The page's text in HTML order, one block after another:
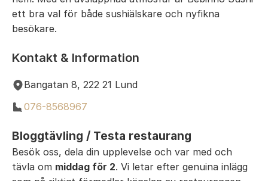
ett bra val för både sushiälskare och nyfikna
besökare.
Kontakt & Information
Bangatan 8, 222 21 Lund
076-8568967
Bloggtävling / Testa restaurang
Besök oss, dela din upplevelse och var med och
tävla om middag för 2. Vi letar efter genuina inlägg